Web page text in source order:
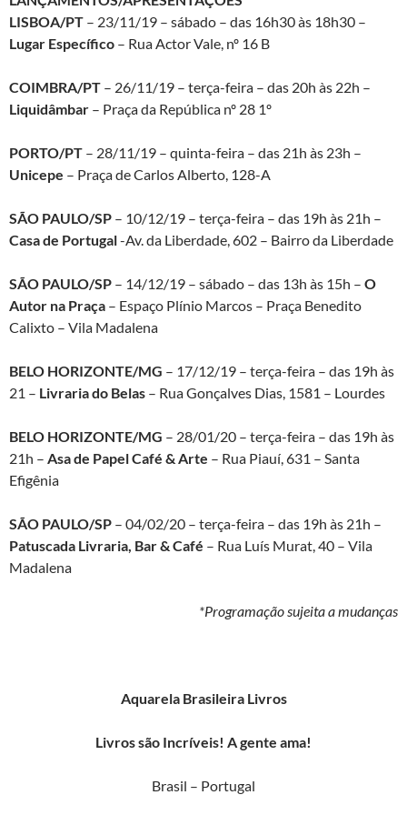
LISBOA/PT – 23/11/19 – sábado – das 16h30 às 18h30 –
Lugar Específico – Rua Actor Vale, nº 16 B
COIMBRA/PT – 26/11/19 – terça-feira – das 20h às 22h –
Liquidâmbar – Praça da República nº 28 1º
PORTO/PT – 28/11/19 – quinta-feira – das 21h às 23h –
Unicepe – Praça de Carlos Alberto, 128-A
SÃO PAULO/SP – 10/12/19 – terça-feira – das 19h às 21h –
Casa de Portugal-Av. da Liberdade, 602 – Bairro da Liberdade
SÃO PAULO/SP – 14/12/19 – sábado – das 13h às 15h – O
Autor na Praça – Espaço Plínio Marcos – Praça Benedito
Calixto – Vila Madalena
BELO HORIZONTE/MG – 17/12/19 – terça-feira – das 19h às
21 – Livraria do Belas – Rua Gonçalves Dias, 1581 – Lourdes
BELO HORIZONTE/MG – 28/01/20 – terça-feira – das 19h às
21h – Asa de Papel Café & Arte – Rua Piauí, 631 – Santa
Efigênia
SÃO PAULO/SP – 04/02/20 – terça-feira – das 19h às 21h –
Patuscada Livraria, Bar & Café – Rua Luís Murat, 40 – Vila
Madalena
*Programação sujeita a mudanças
Aquarela Brasileira Livros
Livros são Incríveis! A gente ama!
Brasil – Portugal